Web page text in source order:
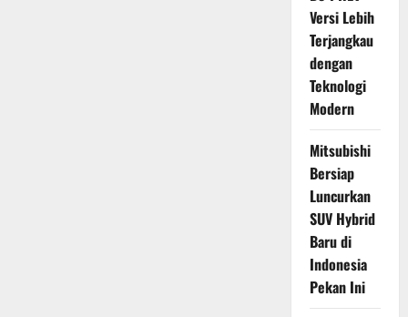
Versi Lebih
Terjangkau
dengan
Teknologi
Modern
Mitsubishi
Bersiap
Luncurkan
SUV Hybrid
Baru di
Indonesia
Pekan Ini